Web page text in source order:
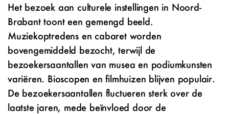
Het bezoek aan culturele instellingen in Noord-
Brabant toont een gemengd beeld.
Muziekoptredens en cabaret worden
bovengemiddeld bezocht, terwijl de
bezoekersaantallen van musea en podiumkunsten
variëren. Bioscopen en filmhuizen blijven populair.
De bezoekersaantallen fluctueren sterk over de
laatste jaren, mede beïnvloed door de